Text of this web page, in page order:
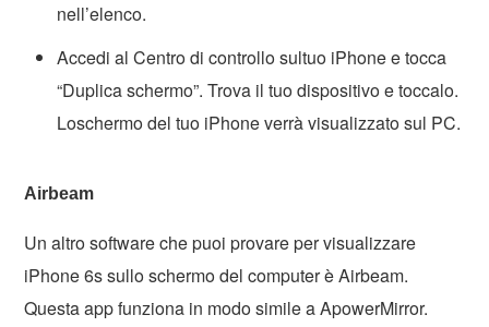
nell’elenco.
Accedi al Centro di controllo sultuo iPhone e tocca
“Duplica schermo”. Trova il tuo dispositivo e toccalo.
Loschermo del tuo iPhone verrà visualizzato sul PC.
Airbeam
Un altro software che puoi provare per visualizzare
iPhone 6s sullo schermo del computer è Airbeam.
Questa app funziona in modo simile a ApowerMirror.